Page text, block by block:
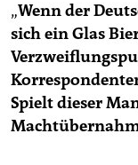
„Wenn der
sich ein Glas
Spielt dieser